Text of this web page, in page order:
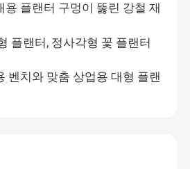
용 플랜터 구멍이 뚫린 강철 재
플랜터, 정사각형 꽃 플랜터
벤치와 맞춤 상업용 대형 플랜